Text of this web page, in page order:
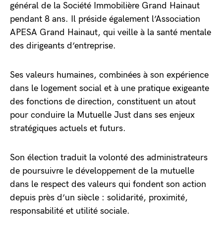
général de la Société Immobilière Grand Hainaut
pendant 8 ans. Il préside également l’Association
APESA Grand Hainaut, qui veille à la santé mentale
des dirigeants d’entreprise.
Ses valeurs humaines, combinées à son expérience
dans le logement social et à une pratique exigeante
des fonctions de direction, constituent un atout
pour conduire la Mutuelle Just dans ses enjeux
stratégiques actuels et futurs.
Son élection traduit la volonté des administrateurs
de poursuivre le développement de la mutuelle
dans le respect des valeurs qui fondent son action
depuis près d’un siècle : solidarité, proximité,
responsabilité et utilité sociale.